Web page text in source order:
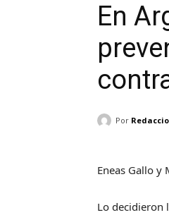
En
Por
Eneas Gallo
Lo decidieron